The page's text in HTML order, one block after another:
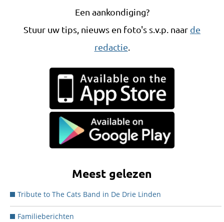
Een aankondiging?
Stuur uw tips, nieuws en foto's s.v.p. naar de
redactie.
Meest gelezen
Tribute to The Cats Band in De Drie Linden
Familieberichten